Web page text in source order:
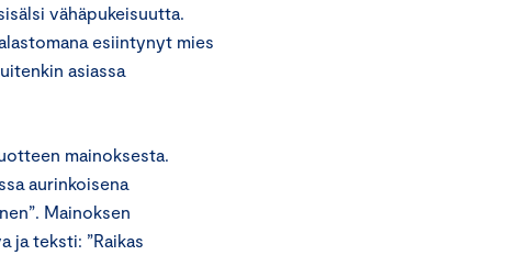
vähäpukeisuutta.
esiintynyt mies
asiassa
mainoksesta.
aurinkoisena
Mainoksen
ja teksti: ”Raikas